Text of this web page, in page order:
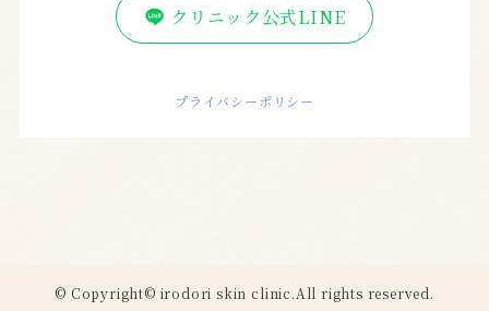
クリニック公式LINE
プライバシーポリシー
© Copyright© irodori skin clinic.All rights reserved.